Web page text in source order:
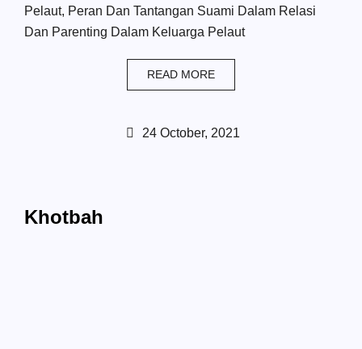
Pelaut, Peran Dan Tantangan Suami Dalam Relasi
Dan Parenting Dalam Keluarga Pelaut
READ MORE
24 October, 2021
Khotbah